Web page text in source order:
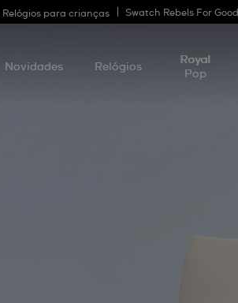
Relógios para crianças Swatch Rebels For Good
Novidades Relógios
Royal
Pop